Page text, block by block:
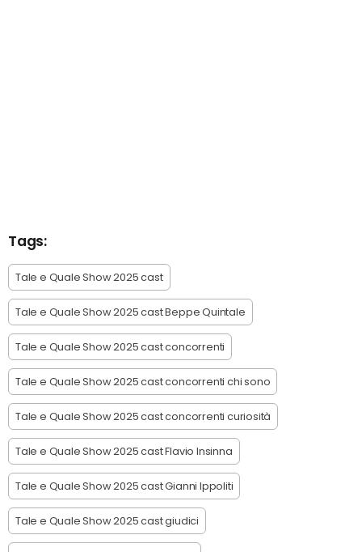
Tags:
Tale e Quale Show 2025 cast
Tale e Quale Show 2025 cast Beppe Quintale
Tale e Quale Show 2025 cast concorrenti
Tale e Quale Show 2025 cast concorrenti chi sono
Tale e Quale Show 2025 cast concorrenti curiosità
Tale e Quale Show 2025 cast Flavio Insinna
Tale e Quale Show 2025 cast Gianni Ippoliti
Tale e Quale Show 2025 cast giudici